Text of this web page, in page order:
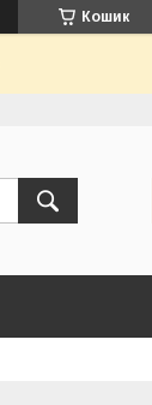
Кошик